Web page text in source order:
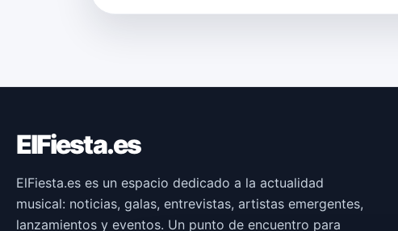
ElFiesta.es
ElFiesta.es es un espacio dedicado a la actualidad
musical: noticias, galas, entrevistas, artistas emergentes,
lanzamientos y eventos. Un punto de encuentro para